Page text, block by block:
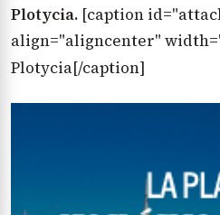
Plotycia. [caption
align="aligncenter"
Plotycia[/caption]